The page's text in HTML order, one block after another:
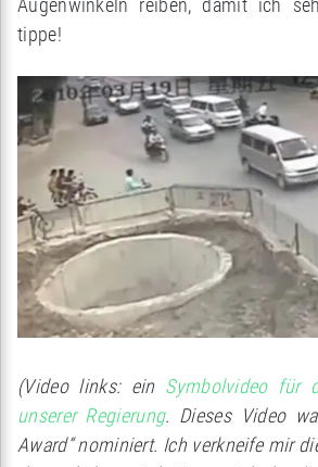
Augenwinkeln reiben, damit ich
tippe!
(Video links: ein Symbolvideo für
unserer Regierung. Dieses Video
Award“ nominiert. Ich verkneife mir